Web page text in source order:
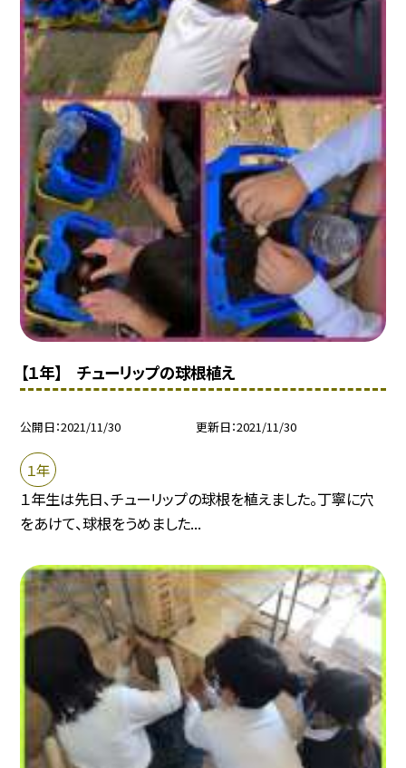
【１年】 チューリップの球根植え
公開日 2021/11/30 更新日 2021/11/30
１年
１年生は先日、チューリップの球根を植えました。丁寧に穴
をあけて、球根をうめました...